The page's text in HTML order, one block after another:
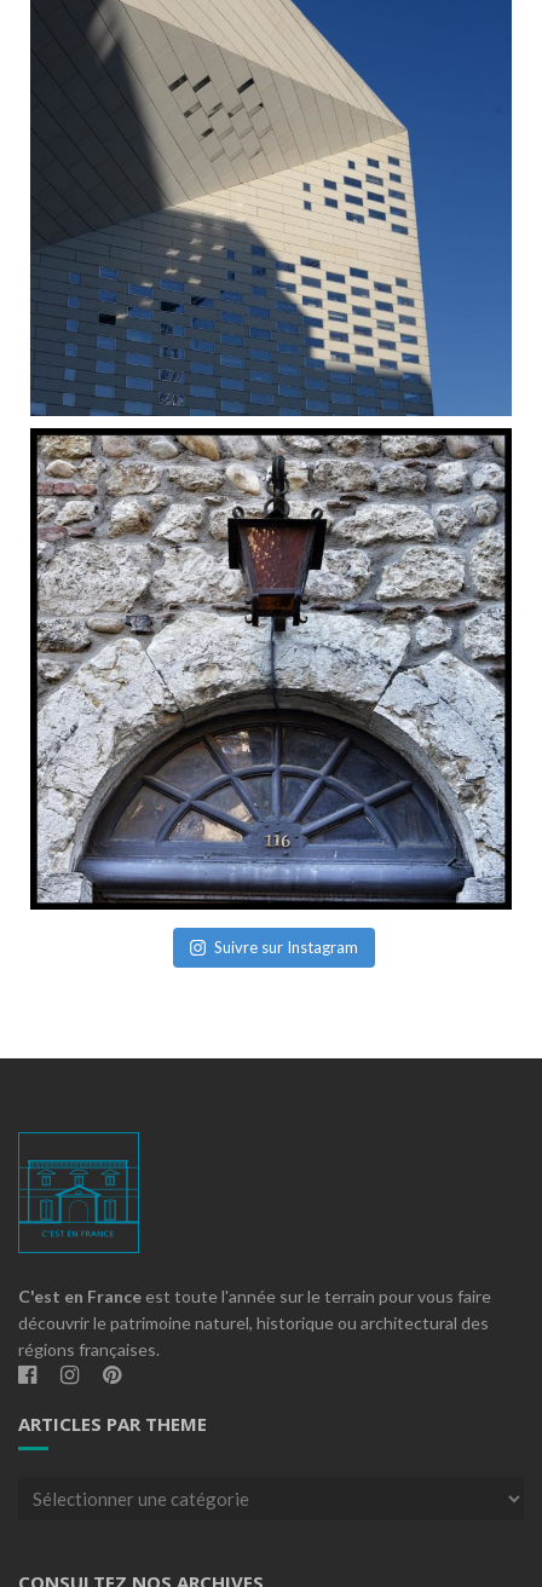
Suivre sur Instagram
C'est en France est toute l'année sur le terrain pour vous faire
découvrir le patrimoine naturel, historique ou architectural des
régions françaises.
ARTICLES PAR THEME
Articles
CONSULTEZ NOS ARCHIVES